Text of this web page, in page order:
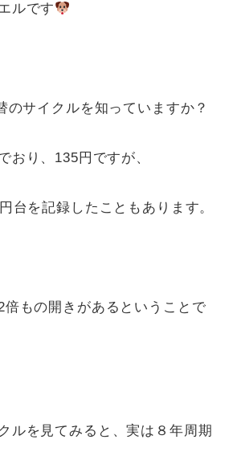
ルです
のサイクルを知っていますか？
おり、135円ですが、
台を記録したこともあります。
倍もの開きがあるということで
ルを見てみると、実は８年周期